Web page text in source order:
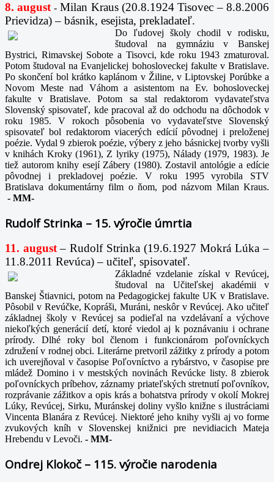
8. august -Milan Kraus (20.8.1924 Tisovec – 8.8.2006
Prievidza) – básnik, esejista, prekladateľ.
Do ľudovej školy chodil v rodisku,
študoval na gymnáziu v Banskej
Bystrici, Rimavskej Sobote a Tisovci, kde roku 1943 zmaturoval.
Potom študoval na Evanjelickej bohosloveckej fakulte v Bratislave.
Po skončení bol krátko kaplánom v Žiline, v Liptovskej Porúbke a
Novom Meste nad Váhom a asistentom na Ev. bohosloveckej
fakulte v Bratislave. Potom sa stal redaktorom vydavateľstva
Slovenský spisovateľ, kde pracoval až do odchodu na dôchodok v
roku 1985. V rokoch pôsobenia vo vydavateľstve Slovenský
spisovateľ bol redaktorom viacerých edícií pôvodnej i preloženej
poézie. Vydal 9 zbierok poézie, výbery z jeho básnickej tvorby vyšli
v knihách Kroky (1961), Z lyriky (1975), Nálady (1979, 1983). Je
tiež autorom knihy esejí Zábery (1980). Zostavil antológie a edície
pôvodnej i prekladovej poézie. V roku 1995 vyrobila STV
Bratislava dokumentárny film o ňom, pod názvom Milan Kraus.
- MM-
Rudolf Strinka – 15. výročie úmrtia
11. august – Rudolf Strinka (19.6.1927 Mokrá Lúka –
11.8.2011 Revúca) – učiteľ, spisovateľ.
Základné vzdelanie získal v Revúcej,
študoval na Učiteľskej akadémii v
Banskej Štiavnici, potom na Pedagogickej fakulte UK v Bratislave.
Pôsobil v Revúčke, Kopráši, Muráni, neskôr v Revúcej. Ako učiteľ
základnej školy v Revúcej sa podieľal na vzdelávaní a výchove
niekoľkých generácií detí, ktoré viedol aj k poznávaniu i ochrane
prírody. Dlhé roky bol členom i funkcionárom poľovníckych
združení v rodnej obci. Literárne pretvoril zážitky z prírody a potom
ich uverejňoval v časopise Poľovníctvo a rybárstvo, v časopise pre
mládež Domino i v mestských novinách Revúcke listy. 8 zbierok
poľovníckych príbehov, záznamy priateľských stretnutí poľovníkov,
rozprávanie zážitkov a opis krás a bohatstva prírody v okolí Mokrej
Lúky, Revúcej, Sirku, Muránskej doliny vyšlo knižne s ilustráciami
Vincenta Blanára z Revúcej. Niektoré jeho knihy vyšli aj vo forme
zvukových kníh v Slovenskej knižnici pre nevidiacich Mateja
Hrebendu v Levoči. - MM-
Ondrej Klokoč – 115. výročie narodenia